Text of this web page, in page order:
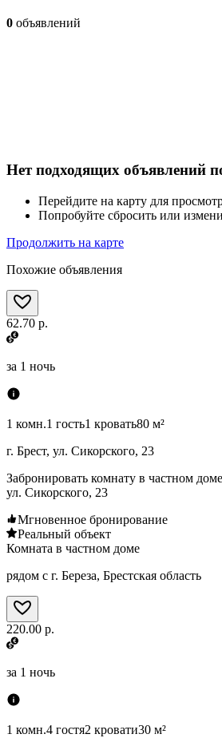
0 объявлений
Нет подходящих объявлений
Перейдите на карту для
Попробуйте сбросить или
Продолжить на карте
Похожие объявления
62.70 р.
за 1 ночь
1 комн.1 гость1 кровать80 м²
г. Брест, ул. Сикорского, 23
Забронировать комнату в частном
ул. Сикорского, 23
Мгновенное бронирование
Реальный объект
Комната в частном доме
рядом с г. Береза, Брестская область
220.00 р.
за 1 ночь
1 комн.4 гостя2 кровати30 м²